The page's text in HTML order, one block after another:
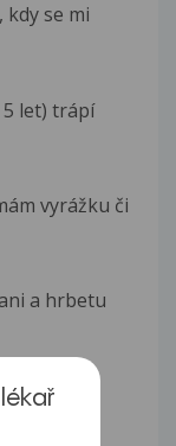
kdy se mi
let) trápí
vyrážku či
a hrbetu
na